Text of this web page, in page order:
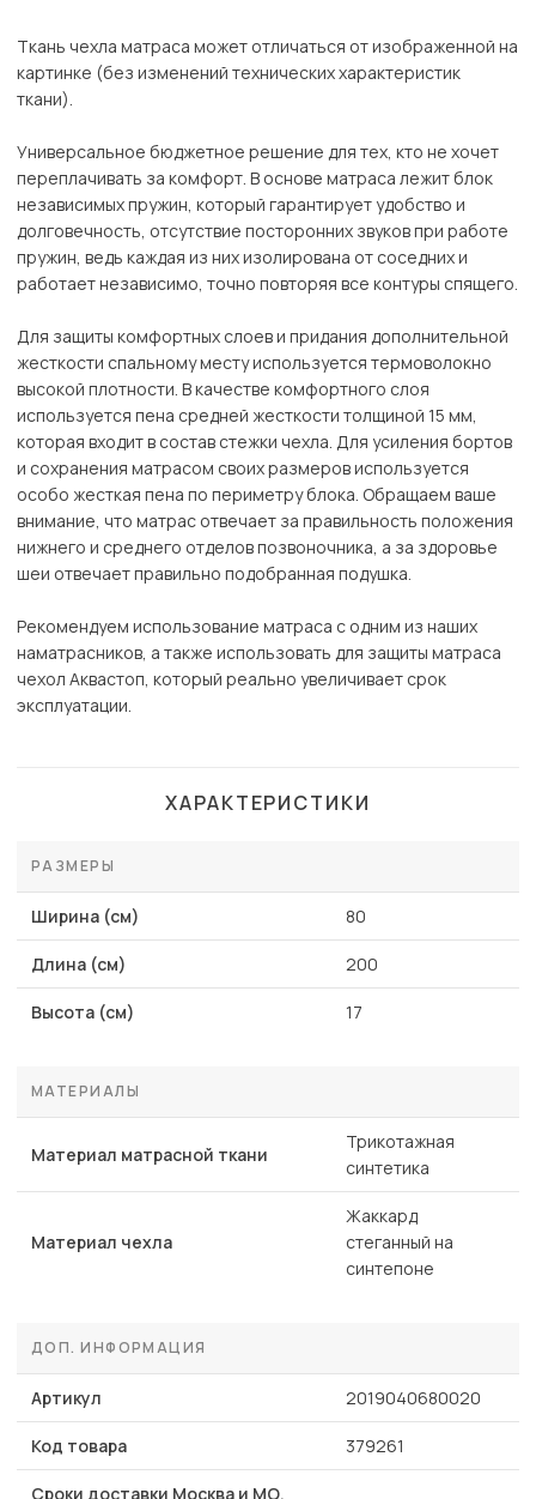
Ткань чехла матраса может отличаться от изображенной на
картинке (без изменений технических характеристик
ткани).
Универсальное бюджетное решение для тех, кто не хочет
переплачивать за комфорт. В основе матраса лежит блок
независимых пружин, который гарантирует удобство и
долговечность, отсутствие посторонних звуков при работе
пружин, ведь каждая из них изолирована от соседних и
работает независимо, точно повторяя все контуры спящего.
Для защиты комфортных слоев и придания дополнительной
жесткости спальному месту используется термоволокно
высокой плотности. В качестве комфортного слоя
используется пена средней жесткости толщиной 15 мм,
которая входит в состав стежки чехла. Для усиления бортов
и сохранения матрасом своих размеров используется
особо жесткая пена по периметру блока. Обращаем ваше
внимание, что матрас отвечает за правильность положения
нижнего и среднего отделов позвоночника, а за здоровье
шеи отвечает правильно подобранная подушка.
Рекомендуем использование матраса с одним из наших
наматрасников, а также использовать для защиты матраса
чехол Аквастоп, который реально увеличивает срок
эксплуатации.
ХАРАКТЕРИСТИКИ
РАЗМЕРЫ
Ширина (см) 80
Длина (см) 200
Высота (см) 17
МАТЕРИАЛЫ
Материал матрасной ткани
Трикотажная
синтетика
Материал чехла
Жаккард
стеганный на
синтепоне
ДОП. ИНФОРМАЦИЯ
Артикул 2019040680020
Код товара 379261
Сроки доставки Москва и МО,